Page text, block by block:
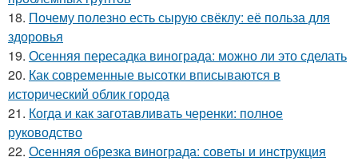
18. Почему полезно есть сырую свёклу: её польза для
здоровья
19. Осенняя пересадка винограда: можно ли это сделать
20. Как современные высотки вписываются в
исторический облик города
21. Когда и как заготавливать черенки: полное
руководство
22. Осенняя обрезка винограда: советы и инструкция